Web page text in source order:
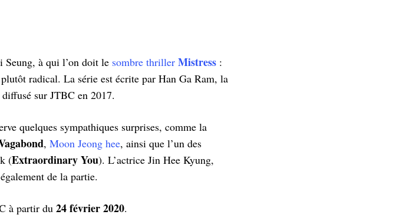
Seung, à qui l’on doit le sombre thriller Mistress :
radical. La série est écrite par Han Ga Ram, la
diffusé sur JTBC en 2017.
quelques sympathiques surprises, comme la
, Moon Jeong hee, ainsi que l’un des
(Extraordinary You). L’actrice Jin Hee Kyung,
de la partie.
à partir du 24 février 2020.